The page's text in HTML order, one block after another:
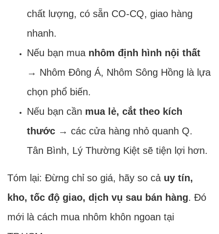
chất lượng, có sẵn CO-CQ, giao hàng
nhanh.
Nếu bạn mua nhôm định hình nội thất
→ Nhôm Đông Á, Nhôm Sông Hồng là lựa
chọn phổ biến.
Nếu bạn cần mua lẻ, cắt theo kích
thước → các cửa hàng nhỏ quanh Q.
Tân Bình, Lý Thường Kiệt sẽ tiện lợi hơn.
Tóm lại: Đừng chỉ so giá, hãy so cả uy tín,
kho, tốc độ giao, dịch vụ sau bán hàng. Đó
mới là cách mua nhôm khôn ngoan tại